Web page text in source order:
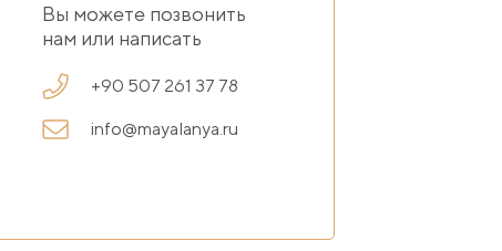
Вы можете позвонить
нам или написать
+90 507 261 37 78
info@mayalanya.ru